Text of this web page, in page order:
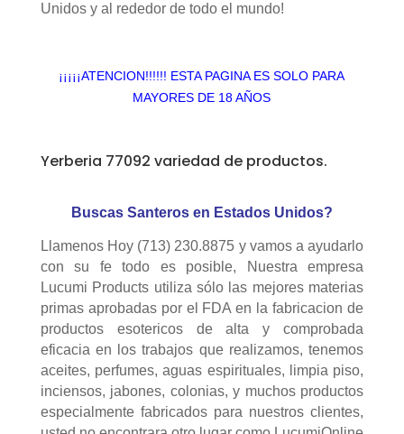
Unidos y al rededor de todo el mundo!
¡¡¡¡¡ATENCION!!!!!! ESTA PAGINA ES SOLO PARA
MAYORES DE 18 AÑOS
Yerberia 77092 variedad de productos.
Buscas Santeros en Estados Unidos?
Llamenos Hoy (713) 230.8875 y vamos a ayudarlo
con su fe todo es posible, Nuestra empresa
Lucumi Products utiliza sólo las mejores materias
primas aprobadas por el FDA en la fabricacion de
productos esotericos de alta y comprobada
eficacia en los trabajos que realizamos, tenemos
aceites, perfumes, aguas espirituales, limpia piso,
inciensos, jabones, colonias, y muchos productos
especialmente fabricados para nuestros clientes,